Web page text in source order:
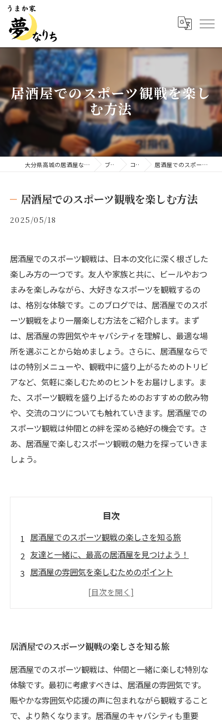
居酒屋でのスポーツ観戦を楽し
む方法
大分県高城の居酒屋ならうまか家 夢なりち ブログ コラム 居酒屋でのスポーツ観戦を楽しむ方法
居酒屋でのスポーツ観戦を楽しむ方法
2025/05/18
居酒屋でのスポーツ観戦は、日本の文化に深く根ざした
楽しみ方の一つです。友人や家族と共に、ビールやおつ
まみを楽しみながら、大好きなスポーツを観戦するの
は、格別な体験です。このブログでは、居酒屋でのスポ
ーツ観戦をより一層楽しむ方法をご紹介します。まず
は、居酒屋の雰囲気やキャパシティを理解し、最適な場
所を選ぶことから始めましょう。さらに、居酒屋ならで
はの特別メニューや、観戦中に盛り上がるためのトリビ
アなど、気軽に楽しむためのヒントをお届けします。ま
た、スポーツ観戦を盛り上げるためのおすすめの飲み物
や、交流のコツについても触れていきます。居酒屋での
スポーツ観戦は仲間との絆を深める絶好の機会です。さ
あ、居酒屋で楽しむスポーツ観戦の魅力を探っていきま
しょう。
目次
居酒屋でのスポーツ観戦の楽しさを知る旅
友達と一緒に、最高の居酒屋を見つけよう！
居酒屋の雰囲気を楽しむためのポイント
観戦中に盛り上がる特別メニューとトリビア
飲み物選びが試合をさらに盛り上げる！
居酒屋での思い出に残るスポーツ観戦の締めく
居酒屋でのスポーツ観戦の楽しさを知る旅
居酒屋でのスポーツ観戦は、仲間と一緒に楽しむ特別な
体験です。最初に考慮すべきは、居酒屋の雰囲気です。
賑やかな雰囲気や応援の声に包まれながら観戦すること
で、より熱くなります。居酒屋のキャパシティも重要